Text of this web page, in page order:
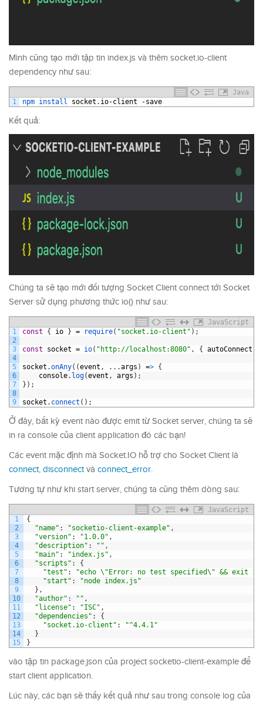
Mình cũng tạo mới tập tin index.js và thêm socket.io-client
dependency như sau:
Java
1
npm install socket . io-client -save
Kết quả:
Chúng ta sẽ tạo mới đối tượng Socket Client connect tới Socket
Server sử dụng phương thức io() như sau:
JavaScript
1
2
3
4
5
6
7
8
9
const { io } = require( "socket.io-client" ) ;
const socket = io( "http://localhost:8080" , { autoConnect
socket .onAny( (event , . . .args ) => {
console. log(event , args ) ;
} ) ;
socket . connect ( ) ;
Ở đây, bất kỳ event nào được emit từ Socket server, chúng ta sẽ
in ra console của client application đó các bạn!
Các event mặc định mà Socket.IO hỗ trợ cho Socket Client là
connect, disconnectvà connect_error.
Tương tự như khi start server, chúng ta cũng thêm dòng sau:
JavaScript
1
2
3
4
5
6
7
8
9
10
11
12
13
14
15
{
"name" : "socketio-client-example" ,
"version" : "1.0.0" ,
"description" : "" ,
"main" : "index.js" ,
"scripts" :
{
"test" : "echo \"Error: no test specified\" && exit 1"
"start" :
"node index.js"
} ,
"author" : "" ,
"license" : "ISC" ,
"dependencies" :
{
"socket.io-client" :
"^4.4.1"
}
}
vào tập tin package.json của project socketio-client-example để
start client application.
Lúc này, các bạn sẽ thấy kết quả như sau trong console log của